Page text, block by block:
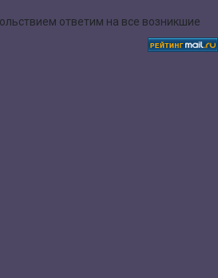
ответим на все возникшие